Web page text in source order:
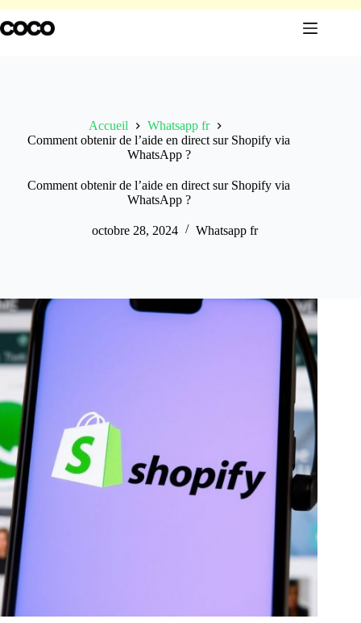
au
contenu
Accueil
Whatsapp fr
Comment obtenir de l’aide en direct sur Shopify via
WhatsApp ?
Comment obtenir de l’aide en direct sur Shopify via
WhatsApp ?
octobre 28, 2024 Whatsapp fr